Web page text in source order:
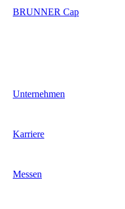
BRUNNER Cap
Unternehmen
Karriere
Messen